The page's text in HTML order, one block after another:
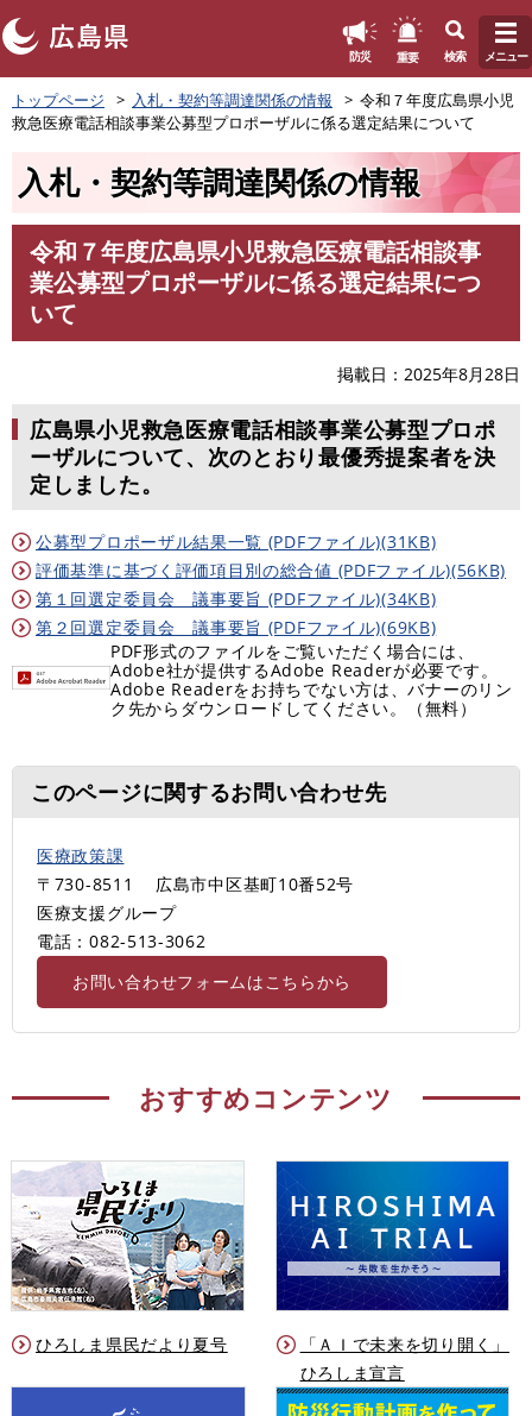
ペ
ー
ジ
防災 重要 検索 メニュー
トップページ 入札・契約等調達関係の情報
令和７年度広島県小児
救急医療電話相談事業公募型プロポーザルに係る選定結果について
入札・契約等調達関係の情報
令和７年度広島県小児救急医療電話相談事
業公募型プロポーザルに係る選定結果につ
いて
掲載日 2025年8月28日
広島県小児救急医療電話相談事業公募型プロポ
ーザルについて、次のとおり最優秀提案者を決
定しました。
公募型プロポーザル結果一覧 (PDFファイル)(31KB)
評価基準に基づく評価項目別の総合値 (PDFファイル)(56KB)
第１回選定委員会 議事要旨 (PDFファイル)(34KB)
第２回選定委員会 議事要旨 (PDFファイル)(69KB)
PDF形式のファイルをご覧いただく場合には、
Adobe社が提供するAdobe Readerが必要です。
Adobe Readerをお持ちでない方は、バナーのリン
ク先からダウンロードしてください。（無料）
このページに関するお問い合わせ先
医療政策課
〒730-8511
広島市中区基町10番52号
医療支援グループ
電話：082-513-3062
お問い合わせフォームはこちらから
おすすめコンテンツ
ひろしま県民だより夏号
「ＡＩで未来を切り開く」
ひろしま宣言